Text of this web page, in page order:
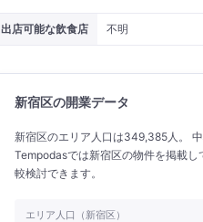
出店可能な飲食店 不明
新宿区の開業データ
新宿区のエリア人口は349,385人。
Tempodasでは新宿区の物件を掲載
較検討できます。
エリア人口（新宿区）